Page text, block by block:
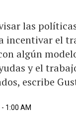
las
incentivar el
algún
y el
escribe
1:00 AM